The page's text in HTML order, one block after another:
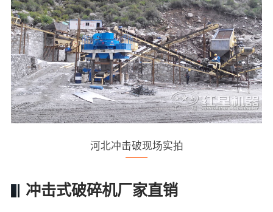
河北冲击破现场实拍
冲击式破碎机厂家直销